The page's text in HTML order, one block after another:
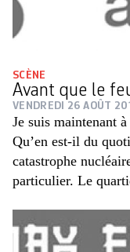
SCÈNE
Avant que le
VENDREDI 26 AOÛT
Je suis maintenant
Qu’en est-il du
catastrophe
particulier. Le